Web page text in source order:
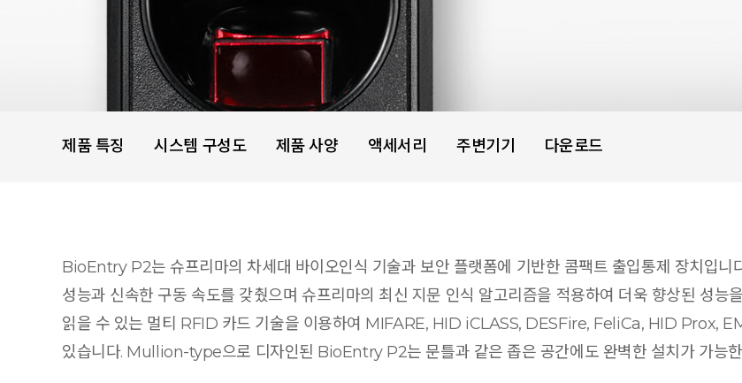
제품 특징 시스템 구성도 제품 사양 액세서리 주변기기 다운로드
BioEntry P2는 슈프리마의 차세대 바이오인식 기술과 보안 플랫폼에 기반한 콤팩트 출입통제 장치입니
성능과 신속한 구동 속도를 갖췄으며 슈프리마의 최신 지문 인식 알고리즘을 적용하여 더욱 향상된 성능
읽을 수 있는 멀티 RFID 카드 기술을 이용하여 MIFARE, HID iCLASS, DESFire, FeliCa, HID Prox,
있습니다. Mullion-type으로 디자인된 BioEntry P2는 문틀과 같은 좁은 공간에도 완벽한 설치가 가능